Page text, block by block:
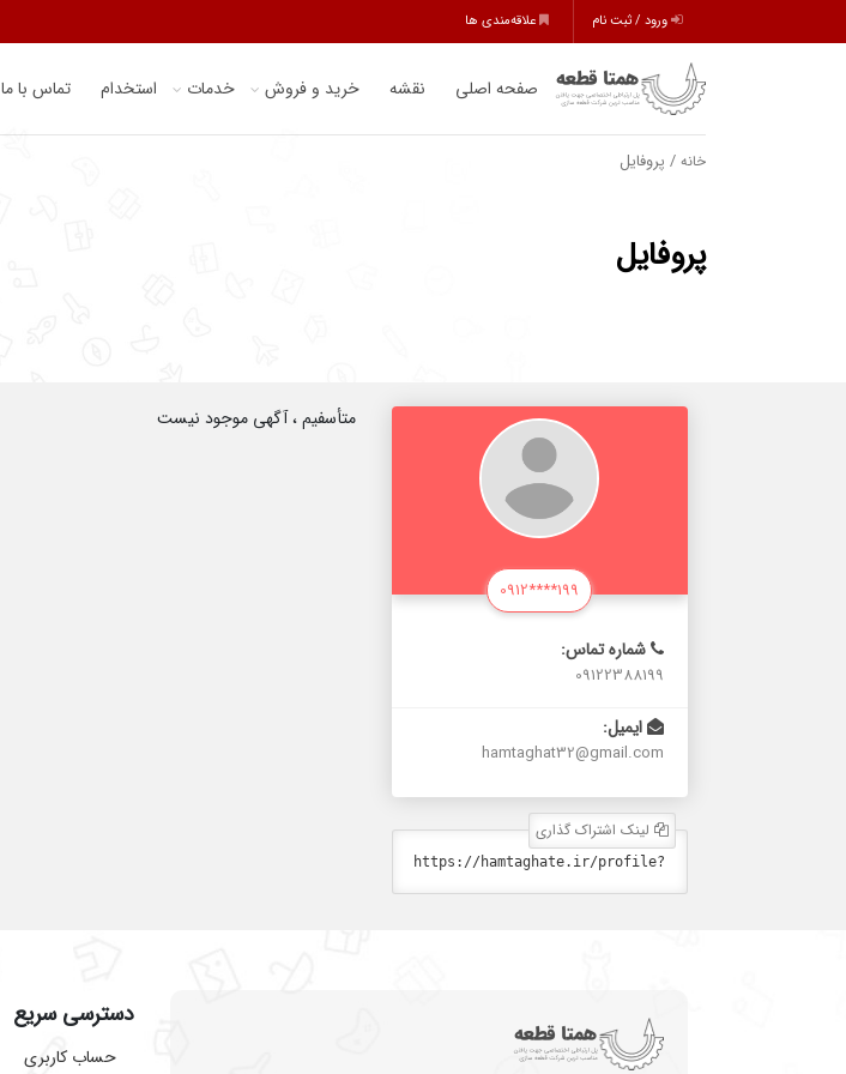
ورود / ثبت نام علاقه‌مندی ها
صفحه اصلی نقشه خرید و فروش خدمات استخدام تماس با ما
خانه / پروفایل
پروفایل
0912****199
شماره تماس:
09122388199
ایمیل:
hamtaghat32@gmail.com
لینک اشتراک گذاری
متأسفیم ، آگهی موجود نیست
دسترسی سریع
حساب کاربری